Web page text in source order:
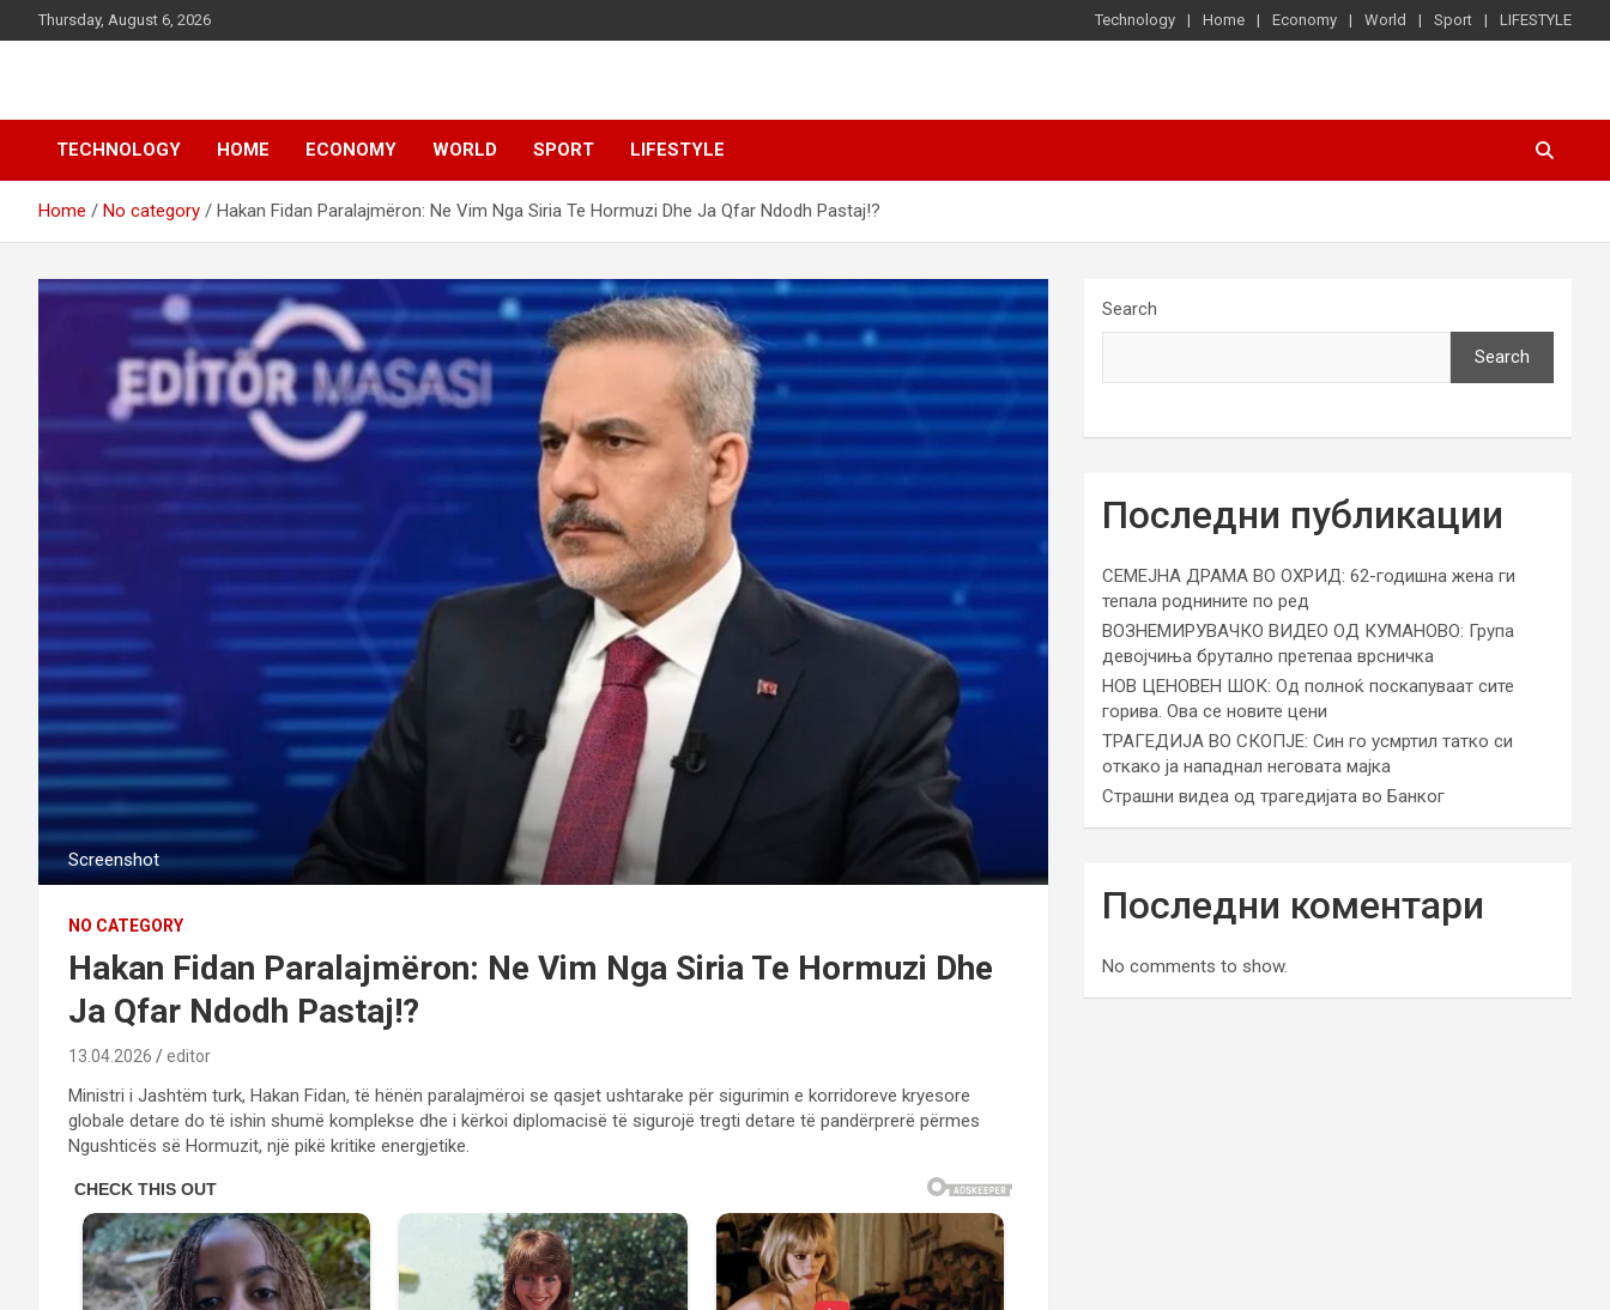
to
Thursday, August 6, 2026 Technology Home Economy World Sport LIFESTYLE
d7-news.com
TECHNOLOGY HOME ECONOMY WORLD SPORT LIFESTYLE
Home No category Hakan Fidan Paralajmëron: Ne Vim Nga Siria Te Hormuzi Dhe Ja Qfar Ndodh Pastaj!?
Screenshot
NO CATEGORY
Hakan Fidan Paralajmëron: Ne Vim Nga Siria Te Hormuzi Dhe
Ja Qfar Ndodh Pastaj!?
13.04.2026 editor
Ministri i Jashtëm turk, Hakan Fidan, të hënën paralajmëroi se qasjet ushtarake për sigurimin e korridoreve kryesore
globale detare do të ishin shumë komplekse dhe i kërkoi diplomacisë të sigurojë tregti detare të pandërprerë përmes
Ngushticës së Hormuzit, një pikë kritike energjetike.
Search
Search
Последни публикации
СЕМЕЈНА ДРАМА ВО ОХРИД: 62-годишна жена ги
тепала роднините по ред
ВОЗНЕМИРУВАЧКО ВИДЕО ОД КУМАНОВО: Група
девојчиња брутално претепаа врсничка
НОВ ЦЕНОВЕН ШОК: Од полноќ поскапуваат сите
горива. Ова се новите цени
ТРАГЕДИЈА ВО СКОПЈЕ: Син го усмртил татко си
откако ја нападнал неговата мајка
Страшни видеа од трагедијата во Банког
Последни коментари
No comments to show.